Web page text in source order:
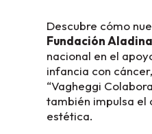
Descubre cómo
Fundación Aladina
nacional en el
infancia con
“Vagheggi
también impulsa el
estética.